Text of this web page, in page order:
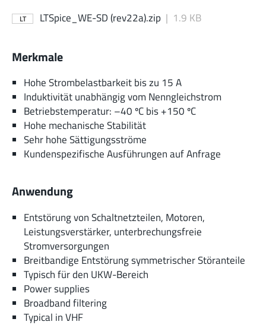
LT LTSpice_WE-SD (rev22a).zip | 1.9 KB
Merkmale
Hohe Strombelastbarkeit bis zu 15 A
Induktivität unabhängig vom Nenngleichstrom
Betriebstemperatur: –40 ºC bis +150 ºC
Hohe mechanische Stabilität
Sehr hohe Sättigungsströme
Kundenspezifische Ausführungen auf Anfrage
Anwendung
Entstörung von Schaltnetzteilen, Motoren,
Leistungsverstärker, unterbrechungsfreie
Stromversorgungen
Breitbandige Entstörung symmetrischer Störanteile
Typisch für den UKW-Bereich
Power supplies
Broadband filtering
Typical in VHF